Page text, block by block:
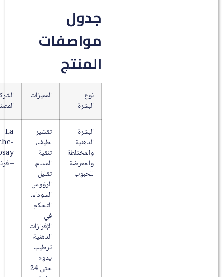
جدول
مواصفات
المنتج
المميزات
الشركة
المصنعة
والمختلطة
والمعرضة
للحبوب
تنقية
الرؤوس
السوداء،
الإفرازات
الدهنية،
ترطيب
حتى 24
Roche-
Posay
– فرنسا